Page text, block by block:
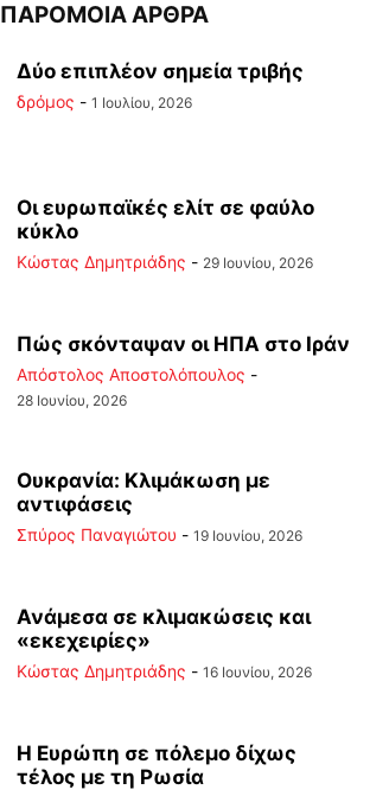
ΠΑΡΟΜΟΙΑ ΑΡΘΡΑ
Δύο επιπλέον σημεία τριβής
δρόμος - 1 Ιουλίου, 2026
Οι ευρωπαϊκές ελίτ σε φαύλο
κύκλο
Kώστας Δημητριάδης - 29 Ιουνίου, 2026
Πώς σκόνταψαν οι ΗΠΑ στο Ιράν
Απόστολος Αποστολόπουλος -
28 Ιουνίου, 2026
Ουκρανία: Κλιμάκωση με
αντιφάσεις
Σπύρος Παναγιώτου - 19 Ιουνίου, 2026
Ανάμεσα σε κλιμακώσεις και
«εκεχειρίες»
Kώστας Δημητριάδης - 16 Ιουνίου, 2026
Η Ευρώπη σε πόλεμο δίχως
τέλος με τη Ρωσία